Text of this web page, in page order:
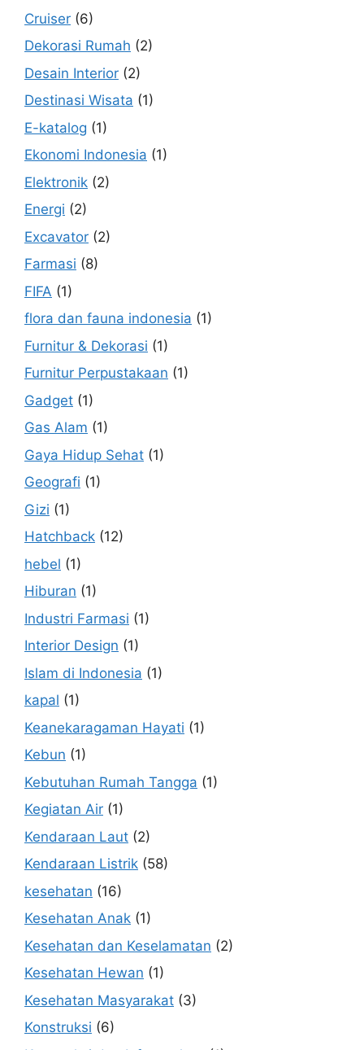
Cruiser (6)
Dekorasi Rumah (2)
Desain Interior (2)
Destinasi Wisata (1)
E-katalog (1)
Ekonomi Indonesia (1)
Elektronik (2)
Energi (2)
Excavator (2)
Farmasi (8)
FIFA (1)
flora dan fauna indonesia (1)
Furnitur & Dekorasi (1)
Furnitur Perpustakaan (1)
Gadget (1)
Gas Alam (1)
Gaya Hidup Sehat (1)
Geografi (1)
Gizi (1)
Hatchback (12)
hebel (1)
Hiburan (1)
Industri Farmasi (1)
Interior Design (1)
Islam di Indonesia (1)
kapal (1)
Keanekaragaman Hayati (1)
Kebun (1)
Kebutuhan Rumah Tangga (1)
Kegiatan Air (1)
Kendaraan Laut (2)
Kendaraan Listrik (58)
kesehatan (16)
Kesehatan Anak (1)
Kesehatan dan Keselamatan (2)
Kesehatan Hewan (1)
Kesehatan Masyarakat (3)
Konstruksi (6)